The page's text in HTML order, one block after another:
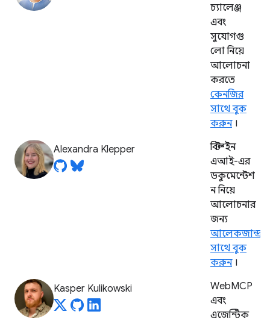
চ্যালেঞ্জ
এবং
সুযোগগু
লো নিয়ে
আলোচনা
করতে
কেনজির
সাথে বুক
করুন।
Alexandra Klepper
বিল্ট-ইন
এআই-এর
ডকুমেন্টেশ
ন নিয়ে
আলোচনার
জন্য
আলেকজান্দ্রার
সাথে বুক
করুন।
Kasper Kulikowski
WebMCP
এবং
এজেন্টিক